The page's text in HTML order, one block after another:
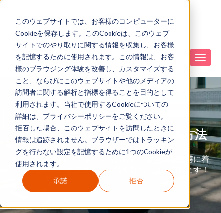
このウェブサイトでは、お客様のコンピューターに
Cookieを保存します。このCookieは、このウェブ
サイトでのやり取りに関する情報を収集し、お客様
を記憶するために使用されます。この情報は、お客
様のブラウジング体験を改善し、カスタマイズする
こと、ならびにこのウェブサイトや他のメディアの
訪問者に関する解析と指標を得ることを目的として
利用されます。当社で使用するCookieについての
詳細は、プライバシーポリシーをご覧ください。
拒否した場合、このウェブサイトを訪問したときに
情報は追跡されません。ブラウザーではトラッキン
グを行わない設定を記憶するために1つのCookieが
使用されます。
承諾 拒否
香港国際空港＆市内のアクセス方法
初めて香港へ旅行にきた人にお勧め！ 香港国際空港に着
いてから市内へのアクセス方法を詳しくご案内します！